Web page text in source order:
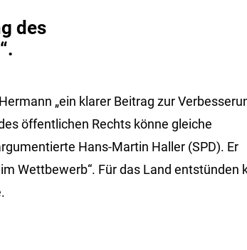
des
„ein klarer Beitrag zur
öffentlichen Rechts könne gleiche
Hans-Martin Haller (SPD). Er
Wettbewerb“. Für das Land entstünden